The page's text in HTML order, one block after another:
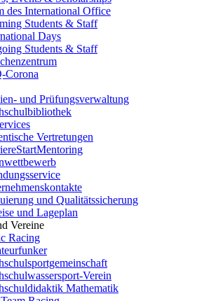
des International Office
Students & Staff
Days
Students & Staff
Corona
und Prüfungsverwaltung
Vertretungen
und Qualitätssicherung
und Lageplan
Vereine
Racing
Verein
Mathematik